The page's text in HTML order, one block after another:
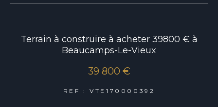
Terrain à construire à acheter 39800 € à
Beaucamps-Le-Vieux
39 800 €
REF : VTE170000392